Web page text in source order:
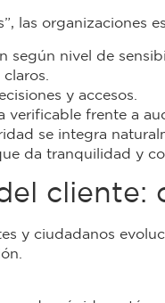
las organizaciones
según nivel de
y accesos.
verificable frente a
se integra
da tranquilidad y
cliente:
y ciudadanos